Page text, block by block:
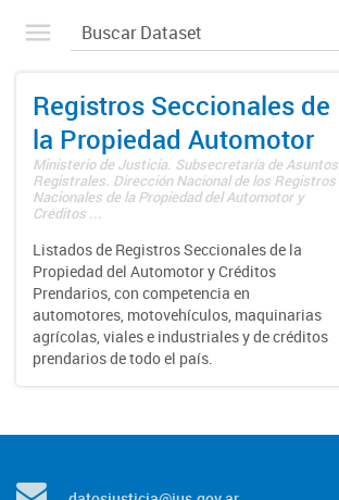
Registros Seccionales de
la Propiedad Automotor
Ministerio de Justicia. Subsecretaría de Asuntos
Registrales. Dirección Nacional de los Registros
Nacionales de la Propiedad del Automotor y
Créditos ...
Listados de Registros Seccionales de la
Propiedad del Automotor y Créditos
Prendarios, con competencia en
automotores, motovehículos, maquinarias
agrícolas, viales e industriales y de créditos
prendarios de todo el país.